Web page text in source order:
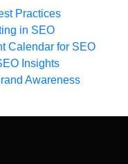
Practices
in SEO
Calendar for SEO
Insights
Awareness